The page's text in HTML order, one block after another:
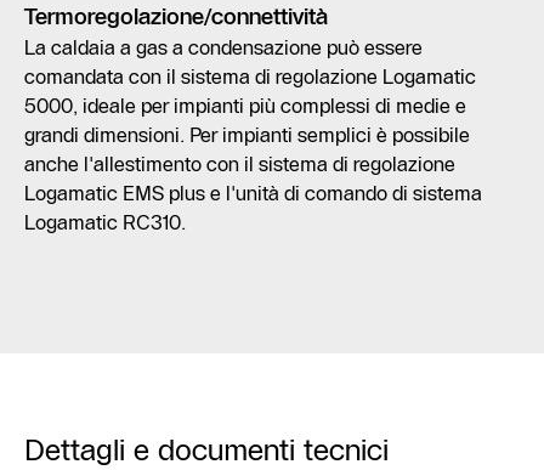
Termoregolazione/connettività
La caldaia a gas a condensazione può essere
comandata con il sistema di regolazione Logamatic
5000, ideale per impianti più complessi di medie e
grandi dimensioni. Per impianti semplici è possibile
anche l'allestimento con il sistema di regolazione
Logamatic EMS plus e l'unità di comando di sistema
Logamatic RC310.
Dettagli e documenti tecnici